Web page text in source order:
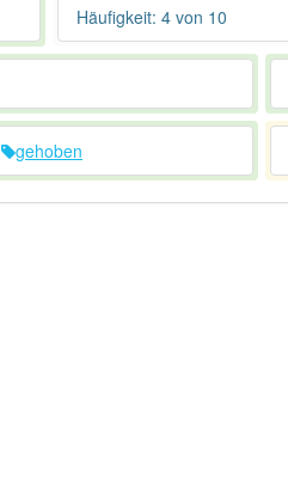
Häufigkeit: 4 von 10
gehoben